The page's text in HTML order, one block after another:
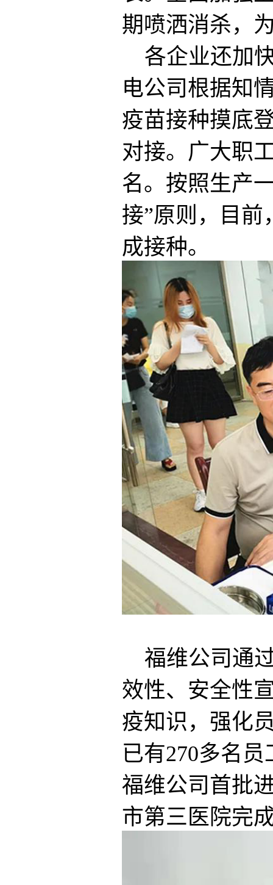
期喷洒消杀，
各企业还加
电公司根据知
疫苗接种摸底
对接。广大职
名。按照生产
接”原则，目前
成接种。
福维公司通
效性、安全性
疫知识，强化
已有270多名
福维公司首批
市第三医院完